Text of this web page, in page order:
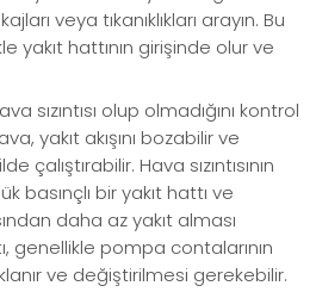
veya tıkanıklıkları arayın. Bu
yakıt hattının girişinde olur ve
sızıntısı olup olmadığını kontrol
yakıt akışını bozabilir ve
çalıştırabilir. Hava sızıntısının
basınçlı bir yakıt hattı ve
daha az yakıt alması
genellikle pompa contalarının
ve değiştirilmesi gerekebilir.